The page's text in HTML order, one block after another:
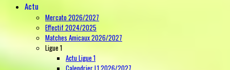
Actu
Mercato 2026/2027
Effectif 2024/2025
Matches Amicaux 2026/2027
Ligue 1
Actu Ligue 1